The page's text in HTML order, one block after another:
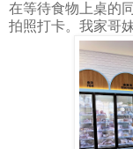
在等待食物上桌的
拍照打卡。我家哥